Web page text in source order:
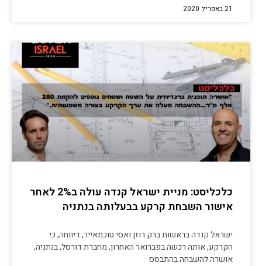
21 באפריל 2020
כלכליסט: מניית ישראל קנדה עולה ב2% לאחר
אישור השבחת קרקע בבעלותה בנתניה
ישראל קנדה בראשות ברק רוזן ואסי טוכמאייר, דיווחה, כי
הקרקע, אותה רכשה בפברואר האחרון, מחברת דורסל, בנתניה,
אושרה להשבחה בהתבסס